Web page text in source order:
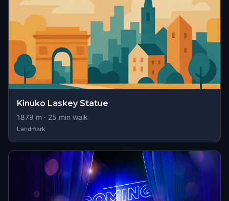
Kinuko Laskey Statue
1879 m · 25 min walk
Landmark